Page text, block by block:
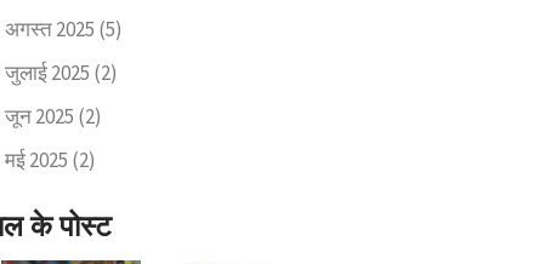
अगस्त 2025 (5)
जुलाई 2025 (2)
जून 2025 (2)
मई 2025 (2)
के पोस्ट